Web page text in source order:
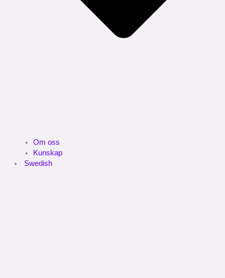
Om oss
Kunskap
Swedish